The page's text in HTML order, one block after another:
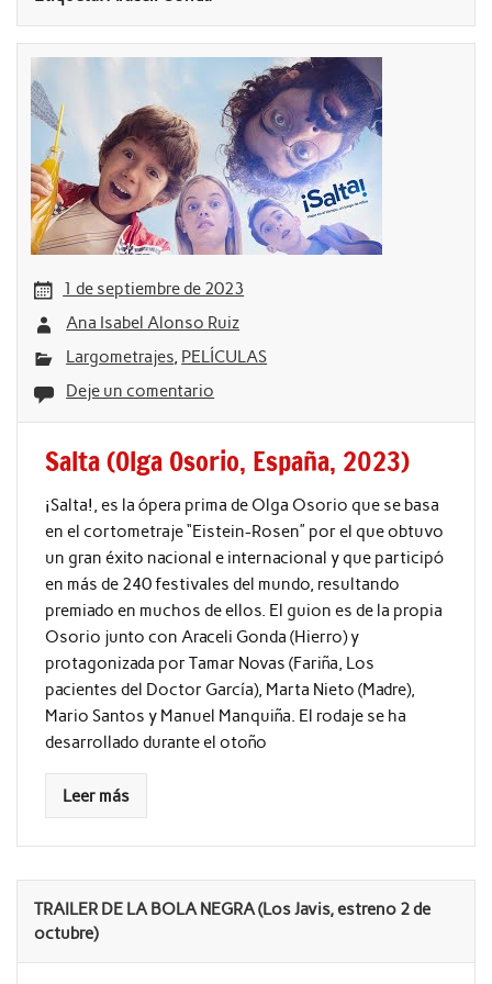
1 de septiembre de 2023
Ana Isabel Alonso Ruiz
Largometrajes, PELÍCULAS
Deje un comentario
Salta (Olga Osorio, España, 2023)
¡Salta!, es la ópera prima de Olga Osorio que se basa
en el cortometraje “Eistein-Rosen” por el que obtuvo
un gran éxito nacional e internacional y que participó
en más de 240 festivales del mundo, resultando
premiado en muchos de ellos. El guion es de la propia
Osorio junto con Araceli Gonda (Hierro) y
protagonizada por Tamar Novas (Fariña, Los
pacientes del Doctor García), Marta Nieto (Madre),
Mario Santos y Manuel Manquiña. El rodaje se ha
desarrollado durante el otoño
Leer más
TRAILER DE LA BOLA NEGRA (Los Javis, estreno 2 de
octubre)